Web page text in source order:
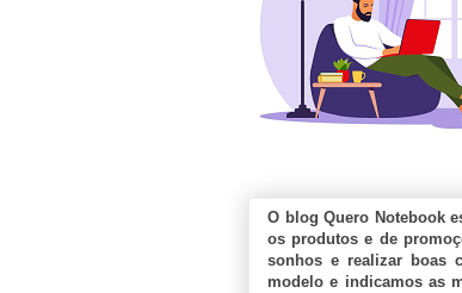
O blog Quero Notebook
os produtos e de
sonhos e realizar boas
modelo e indicamos as